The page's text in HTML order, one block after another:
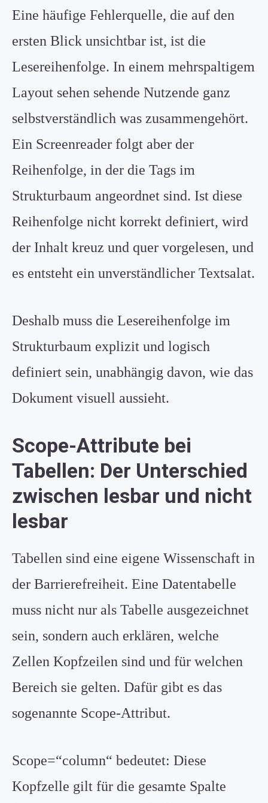
Eine häufige Fehlerquelle, die auf den
ersten Blick unsichtbar ist, ist die
Lesereihenfolge. In einem mehrspaltigem
Layout sehen sehende Nutzende ganz
selbstverständlich was zusammengehört.
Ein Screenreader folgt aber der
Reihenfolge, in der die Tags im
Strukturbaum angeordnet sind. Ist diese
Reihenfolge nicht korrekt definiert, wird
der Inhalt kreuz und quer vorgelesen, und
es entsteht ein unverständlicher Textsalat.
Deshalb muss die Lesereihenfolge im
Strukturbaum explizit und logisch
definiert sein, unabhängig davon, wie das
Dokument visuell aussieht.
Scope-Attribute bei
Tabellen: Der Unterschied
zwischen lesbar und nicht
lesbar
Tabellen sind eine eigene Wissenschaft in
der Barrierefreiheit. Eine Datentabelle
muss nicht nur als Tabelle ausgezeichnet
sein, sondern auch erklären, welche
Zellen Kopfzeilen sind und für welchen
Bereich sie gelten. Dafür gibt es das
sogenannte Scope-Attribut.
Scope=“column“ bedeutet: Diese
Kopfzelle gilt für die gesamte Spalte